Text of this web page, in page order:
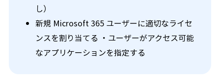
し）
新規 Microsoft 365 ユーザーに適切なライセ
ンスを割り当てる ・ユーザーがアクセス可能
なアプリケーションを指定する